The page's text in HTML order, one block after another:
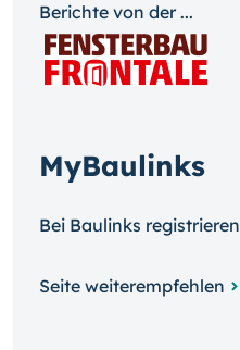
Berichte von der ...
MyBaulinks
Bei Baulinks registrieren
Seite weiterempfehlen